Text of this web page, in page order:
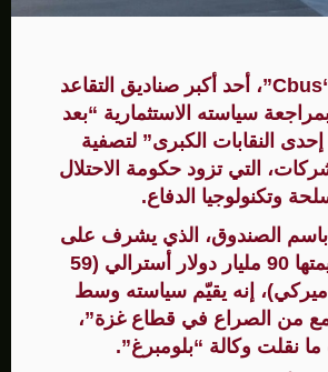
يقوم صندوق “Cbus”، أحد أكبر صناديق التقاعد
سياسته الاستثمارية “بعد
النقابات الكبرى” لتصفية
التي تزود حكومة الاحتلال
وتكنولوجيا الدفاع.
الصندوق، الذي يشرف على
أصول تبلغ قيمتها 90 مليار دولار أسترالي (59
أميركي)، إنه يقيّم سياسته وسط
من الصراع في قطاع غزة”،
نقلت وكالة “بلومبرغ”.